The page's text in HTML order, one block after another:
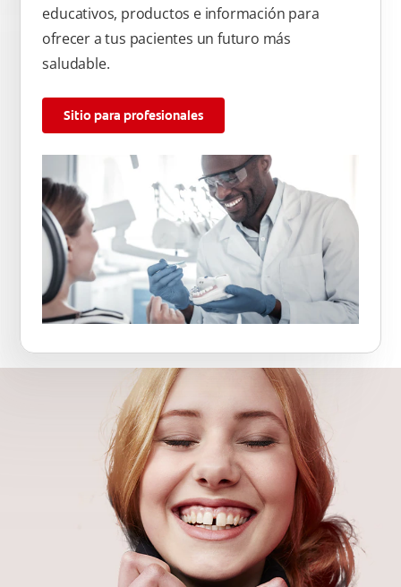
educativos, productos e información para
ofrecer a tus pacientes un futuro más
saludable.
Sitio para profesionales